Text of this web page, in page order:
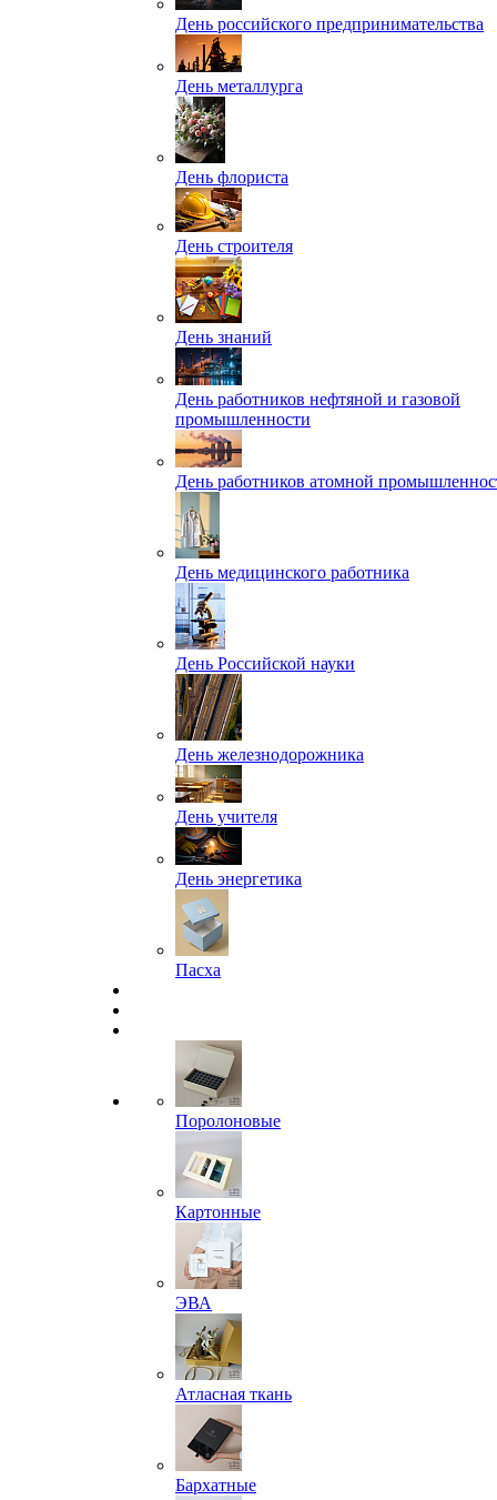
День российского предпринимательства
День металлурга
День флориста
День строителя
День знаний
День работников нефтяной и газовой
промышленности
День работников атомной
День медицинского работника
День Российской науки
День железнодорожника
День учителя
День энергетика
Пасха
Поролоновые
Картонные
ЭВА
Атласная ткань
Бархатные